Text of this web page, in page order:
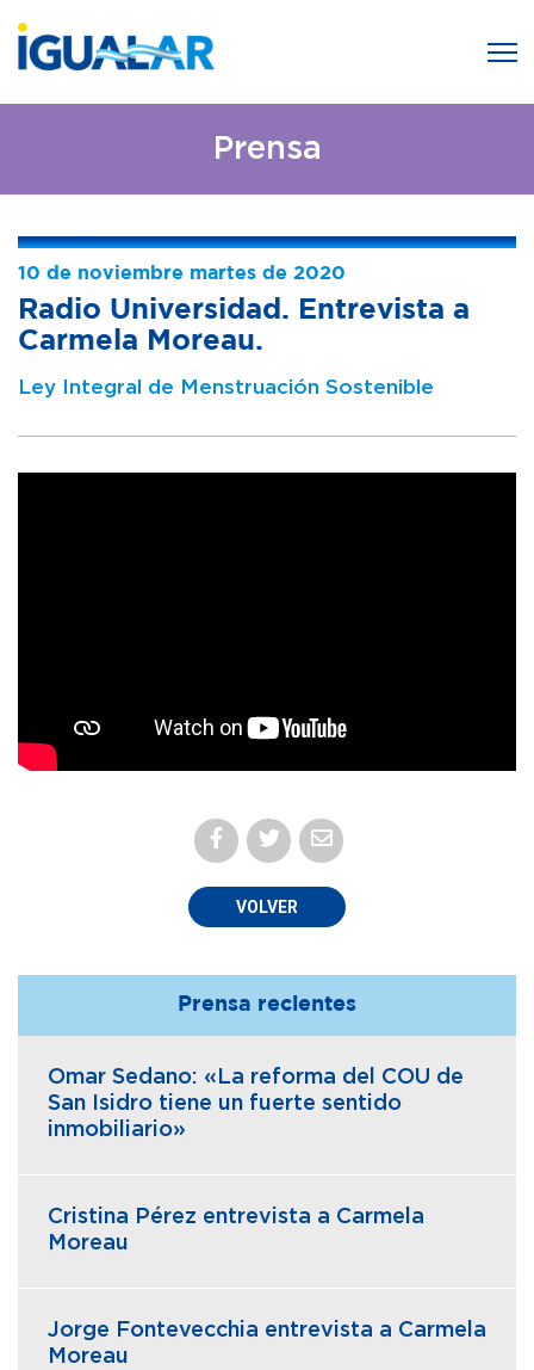
Prensa
10 de noviembre martes de 2020
Radio Universidad. Entrevista a
Carmela Moreau.
Ley Integral de Menstruación Sostenible
VOLVER
Prensa recientes
Omar Sedano: «La reforma del COU de
San Isidro tiene un fuerte sentido
inmobiliario»
Cristina Pérez entrevista a Carmela
Moreau
Jorge Fontevecchia entrevista a Carmela
Moreau